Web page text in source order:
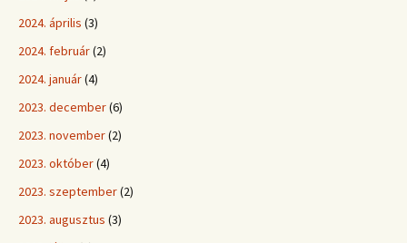
2024. április (3)
2024. február(2)
2024. január(4)
2023. december(6)
2023. november(2)
2023. október(4)
2023. szeptember(2)
2023. augusztus (3)